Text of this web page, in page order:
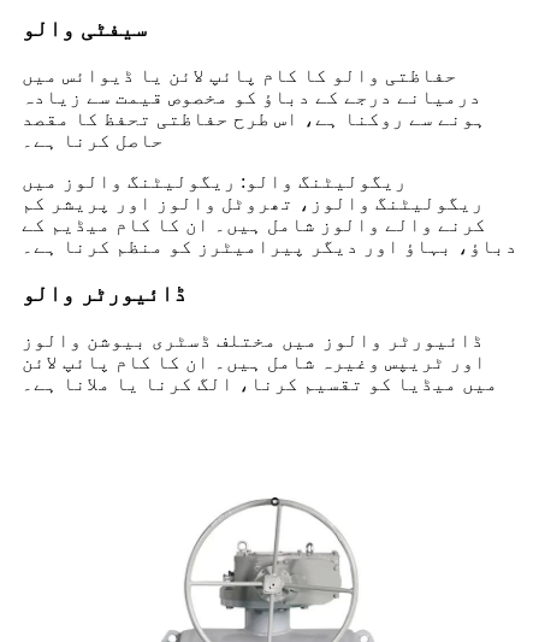
سیفٹی والو
حفاظتی والو کا کام پائپ لائن یا ڈیوائس میں
درمیانے درجے کے دباؤ کو مخصوص قیمت سے زیادہ
ہونے سے روکنا ہے، اس طرح حفاظتی تحفظ کا مقصد
حاصل کرنا ہے۔
ریگولیٹنگ والو: ریگولیٹنگ والوز میں
ریگولیٹنگ والوز، تھروٹل والوز اور پریشر کم
کرنے والے والوز شامل ہیں۔ ان کا کام میڈیم کے
دباؤ، بہاؤ اور دیگر پیرامیٹرز کو منظم کرنا ہے۔
ڈائیورٹر والو
ڈائیورٹر والوز میں مختلف ڈسٹری بیوشن والوز
اور ٹریپس وغیرہ شامل ہیں۔ ان کا کام پائپ لائن
میں میڈیا کو تقسیم کرنا، الگ کرنا یا ملانا ہے۔